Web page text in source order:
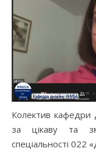
Колектив кафедри
за цікаву та
спеціальності 022